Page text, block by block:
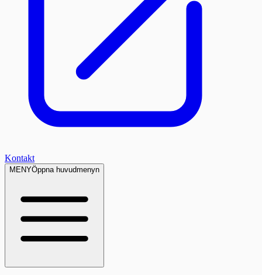
Kontakt
MENYÖppna huvudmenyn